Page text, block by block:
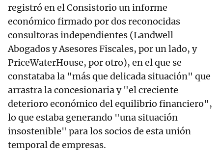
registró en el Consistorio un informe
económico firmado por dos reconocidas
consultoras independientes (Landwell
Abogados y Asesores Fiscales, por un lado, y
PriceWaterHouse, por otro), en el que se
constataba la "más que delicada situación" que
arrastra la concesionaria y "el creciente
deterioro económico del equilibrio financiero",
lo que estaba generando "una situación
insostenible" para los socios de esta unión
temporal de empresas.